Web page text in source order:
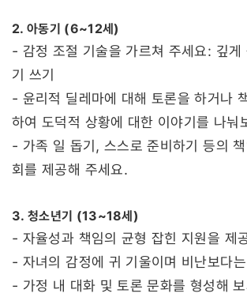
2. 아동기 (6~12세)
- 감정 조절 기술을 가르쳐 주세요: 깊게
기 쓰기
- 윤리적 딜레마에 대해 토론을 하거나
하여 도덕적 상황에 대한 이야기를 나눠
- 가족 일 돕기, 스스로 준비하기 등의 책
회를 제공해 주세요.
3. 청소년기 (13~18세)
- 자율성과 책임의 균형 잡힌 지원을 제
- 자녀의 감정에 귀 기울이며 비난보다
- 가정 내 대화 및 토론 문화를 형성해